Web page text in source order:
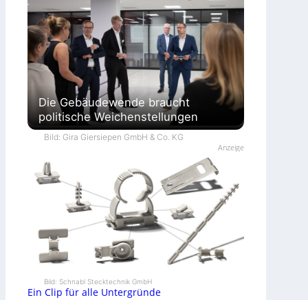
Die Gebäudewende braucht
politische Weichenstellungen
Bild: Gira Giersiepen GmbH & Co. KG
Anzeige
Bild: Schnabl Stecktechnik GmbH
Ein Clip für alle Untergründe